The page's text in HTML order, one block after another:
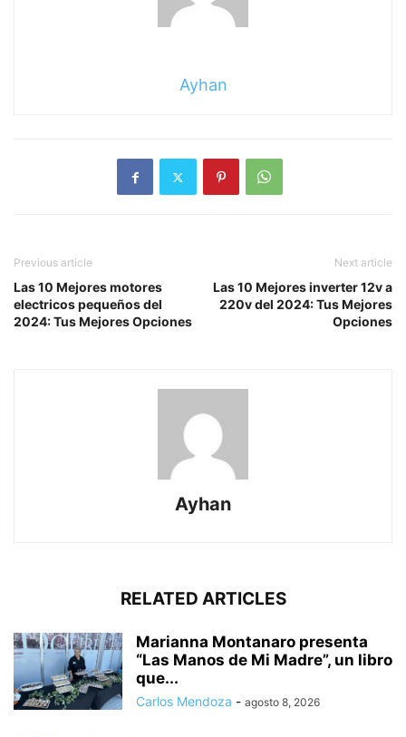
Ayhan
Previous article
Las 10 Mejores motores
electricos pequeños del
2024: Tus Mejores Opciones
Next article
Las 10 Mejores inverter 12v a
220v del 2024: Tus Mejores
Opciones
Ayhan
RELATED ARTICLES
Marianna Montanaro presenta
“Las Manos de Mi Madre”, un libro
que...
Carlos Mendoza - agosto 8, 2026